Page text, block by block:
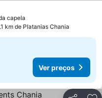
capela
km de Platanias Chania
Ver preços